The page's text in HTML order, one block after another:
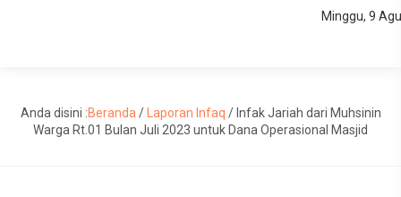
Minggu, 9
Anda disini :Beranda / Laporan Infaq / Infak Jariah dari Muhsinin
Warga Rt.01 Bulan Juli 2023 untuk Dana Operasional Masjid